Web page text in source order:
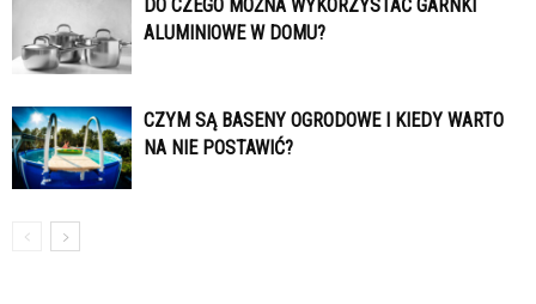
DO CZEGO MOŻNA WYKORZYSTAĆ GARNKI
ALUMINIOWE W DOMU?
CZYM SĄ BASENY OGRODOWE I KIEDY WARTO
NA NIE POSTAWIĆ?